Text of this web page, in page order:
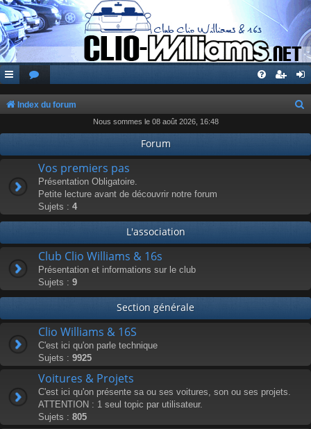
Index du forum
h
c
Nous sommes le 08 août 2026, 16:48
Forum
Vos premiers pas
Présentation Obligatoire.
Petite lecture avant de découvrir notre forum
Sujets : 4
L'association
Club Clio Williams & 16s
Présentation et informations sur le club
Sujets : 9
Section générale
Clio Williams & 16S
C'est ici qu'on parle technique
Sujets : 9925
Voitures & Projets
C'est ici qu'on présente sa ou ses voitures, son ou ses projets.
ATTENTION : 1 seul topic par utilisateur.
Sujets : 805